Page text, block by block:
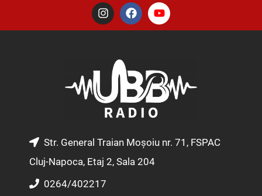
I
n
s
m
F
a
c
o
k
Y
o
u
e
Str. General Traian Moșoiu nr. 71, FSPAC
Cluj-Napoca, Etaj 2, Sala 204
0264/402217